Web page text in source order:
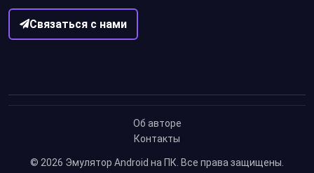
Связаться с нами
Об авторе
Контакты
© 2026 Эмулятор Android на ПК . Все права защищены.